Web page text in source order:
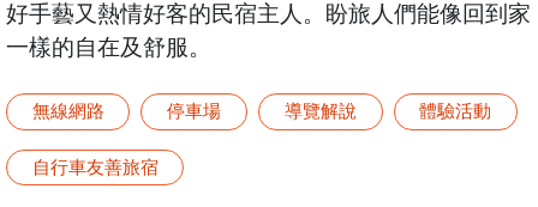
好手藝又熱情好客的民宿主人。盼旅人們能像回到家
一樣的自在及舒服。
無線網路 停車場 導覽解說 體驗活動
自行車友善旅宿